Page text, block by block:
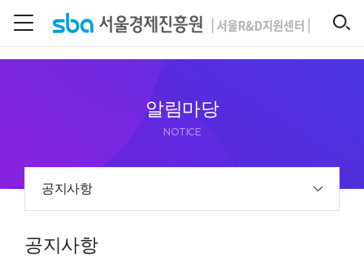
알림마당
NOTICE
공지사항
공지사항